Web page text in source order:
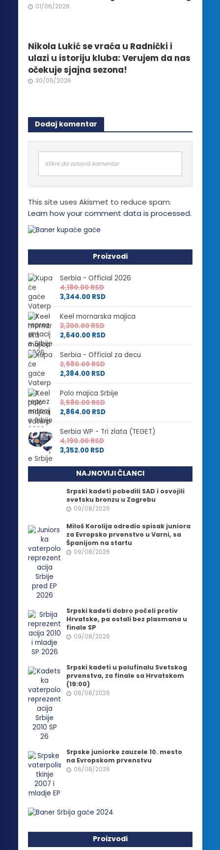
01/06/2026
Nikola Lukić se vraća u Radnički i
ulazi u istoriju kluba: Verujem da nas
očekuje sjajna sezona!
30/05/2026
Dodaj komentar
Klikni da ostaviš komentar
This site uses Akismet to reduce spam.
Learn how your comment data is processed.
Proizvodi
Serbia - Official 2026
4,180.00RSD
3,344.00 RSD
Keel mornarska majica
3,300.00RSD
2,640.00 RSD
Serbia - Official za decu
2,980.00RSD
2,384.00 RSD
Polo majica Srbije
3,580.00RSD
2,864.00 RSD
Serbia WP - Tri zlata (TEGET)
4,190.00RSD
3,352.00 RSD
NAJNOVIJI ČLANCI
Srpski kadeti pobedili SAD i osvojili
svetsku bronzu u Zagrebu
09/08/2026
Miloš Korolija odredio spisak juniora
za Evropsko prvenstvo u Varni, sa
Španijom na startu
09/08/2026
Srpski kadeti dobro počeli protiv
Hrvatske, pa ostali bez plasmana u
finale SP
09/08/2026
Srpski kadeti u polufinalu Svetskog
prvenstva, za finale sa Hrvatskom
(19:00)
08/08/2026
Srpske juniorke zauzele 10. mesto
na Evropskom prvenstvu
06/08/2026
Proizvodi